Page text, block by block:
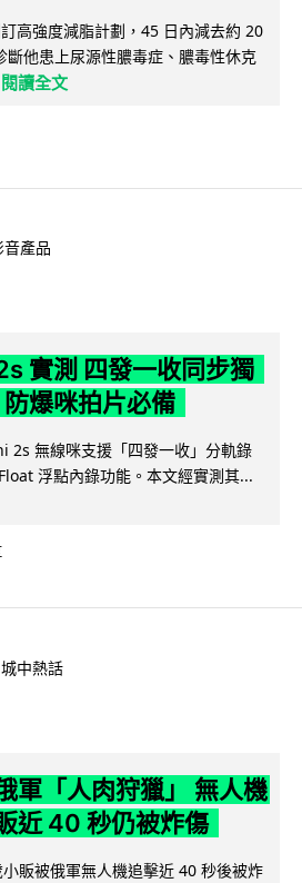
高強度減脂計劃，45 日內減去約 20
斷他患上尿源性膿毒症、膿毒性休克
閱讀全文
音產品
實測 四發一收同步獨
爆咪拍片必備
2s 無線咪支援「四發一收」分軌錄
浮點內錄功能。本文經實測其...
城中熱話
軍「人肉狩獵」 無人機
近 40 秒仍被炸傷
販被俄軍無人機追擊近 40 秒後被炸